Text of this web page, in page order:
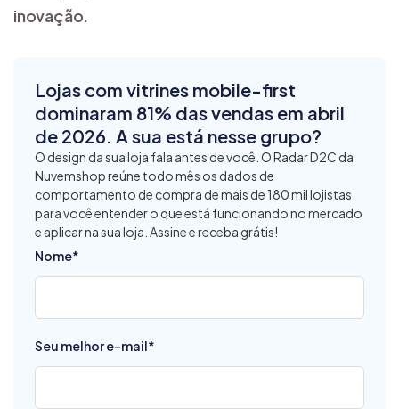
inovação.
Lojas com vitrines mobile-first
dominaram 81% das vendas em abril
de 2026. A sua está nesse grupo?
O design da sua loja fala antes de você. O Radar D2C da
Nuvemshop reúne todo mês os dados de
comportamento de compra de mais de 180 mil lojistas
para você entender o que está funcionando no mercado
e aplicar na sua loja. Assine e receba grátis!
Nome*
Seu melhor e-mail*